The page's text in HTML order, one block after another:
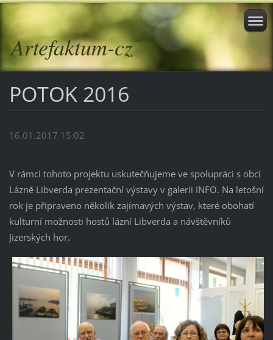
Artefaktum-cz
POTOK 2016
16.01.2017 15:02
V rámci tohoto projektu uskutečňujeme ve spolupráci s obcí
Lázně Libverda prezentační výstavy v galerii INFO. Na letošní
rok je připraveno několik zajímavých výstav, které obohatí
kulturní možnosti hostů lázní Libverda a návštěvníků
Jizerských hor.